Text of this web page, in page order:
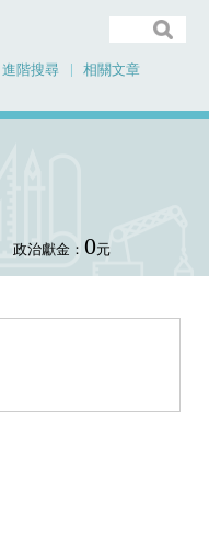
進階搜尋
相關文章
政治獻金： 0元